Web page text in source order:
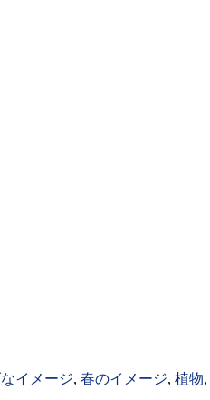
イメージ, 春のイメージ, 植物,